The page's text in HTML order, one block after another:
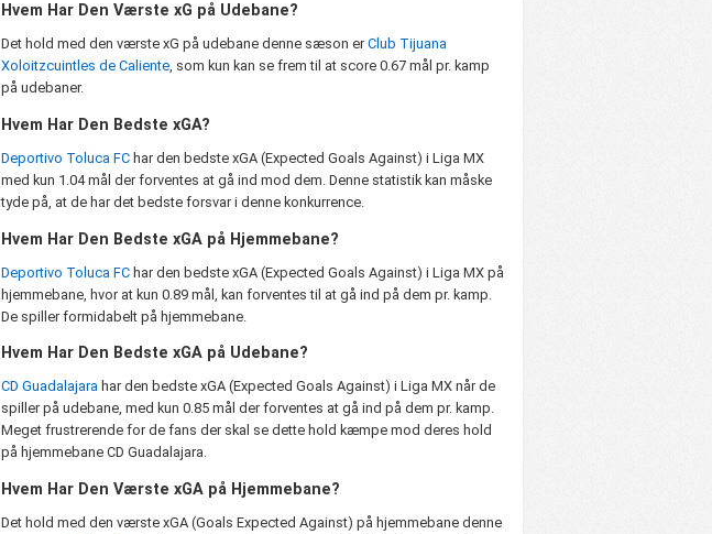
Hvem Har Den Værste xG på Udebane?
Det hold med den værste xG på udebane denne sæson er Club Tijuana
Xoloitzcuintles de Caliente, som kun kan se frem til at score 0.67 mål pr. kamp
på udebaner.
Hvem Har Den Bedste xGA?
Deportivo Toluca FC har den bedste xGA (Expected Goals Against) i Liga MX
med kun 1.04 mål der forventes at gå ind mod dem. Denne statistik kan måske
tyde på, at de har det bedste forsvar i denne konkurrence.
Hvem Har Den Bedste xGA på Hjemmebane?
Deportivo Toluca FC har den bedste xGA (Expected Goals Against) i Liga MX på
hjemmebane, hvor at kun 0.89 mål, kan forventes til at gå ind på dem pr. kamp.
De spiller formidabelt på hjemmebane.
Hvem Har Den Bedste xGA på Udebane?
CD Guadalajara har den bedste xGA (Expected Goals Against) i Liga MX når de
spiller på udebane, med kun 0.85 mål der forventes at gå ind på dem pr. kamp.
Meget frustrerende for de fans der skal se dette hold kæmpe mod deres hold
på hjemmebane CD Guadalajara.
Hvem Har Den Værste xGA på Hjemmebane?
Det hold med den værste xGA (Goals Expected Against) på hjemmebane denne